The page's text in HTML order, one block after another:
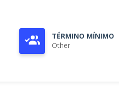
TÉRMINO MÍNIMO
Other